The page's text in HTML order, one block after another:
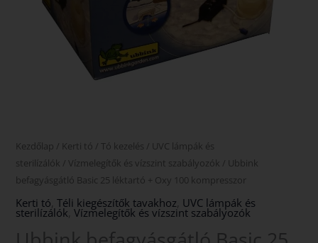
Kezdőlap / Kerti tó / Tó kezelés / UVC lámpák és
sterilízálók / Vízmelegítők és vízszint szabályozók / Ubbink
befagyásgátló Basic 25 léktartó + Oxy 100 kompresszor
Kerti tó ,Téli kiegészítők tavakhoz UVC lámpák és
sterilízálók ,Vízmelegítők és vízszint szabályozók